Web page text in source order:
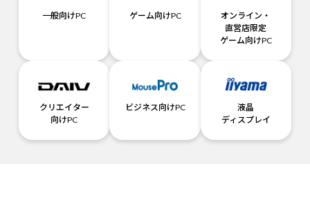
一般向けPC ゲーム向けPC
オンライン・
直営店限定
ゲーム向けPC
クリエイター
向けPC
ビジネス向けPC
液晶
ディスプレイ